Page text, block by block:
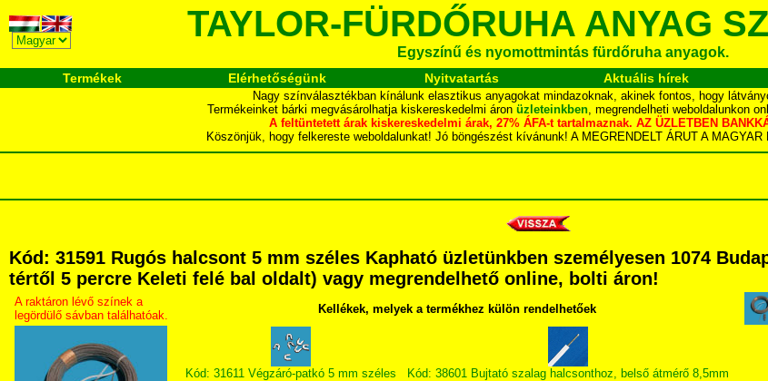
TAYLOR-FÜRDŐRUHA ANYAG
Egyszínű és nyomottmintás fürdőruha anyagok.
Termékek Elérhetőségünk Nyitvatartás Aktuális hírek
Nagy színválasztékban kínálunk elasztikus anyagokat mindazoknak, akinek fontos, hogy
Termékeinket bárki megvásárolhatja kiskereskedelmi áron üzleteinkben, megrendelheti weboldalunkon
A feltüntetett árak kiskereskedelmi árak, 27% ÁFA-t tartalmaznak. AZ ÜZLETBEN
Köszönjük, hogy felkereste weboldalunkat! Jó böngészést kívánunk! A MEGRENDELT ÁRUT A
Kód: 31591 Rugós halcsont 5 mm széles Kapható üzletünkben személyesen 1074
tértől 5 percre Keleti felé bal oldalt) vagy megrendelhető online, bolti áron!
A raktáron lévő színek a
legördülő sávban találhatóak.
Kellékek, melyek a termékhez külön rendelhetőek
Kód: 31611 Végzáró-patkó 5 mm széles Kód: 38601 Bujtató szalag halcsonthoz, belső átmérő 8,5mm